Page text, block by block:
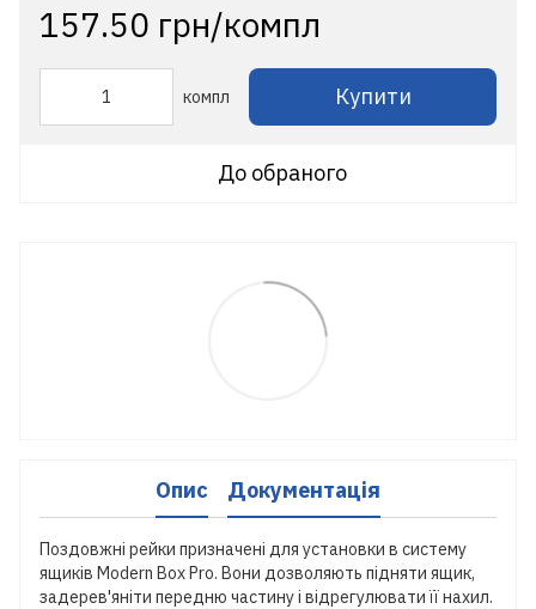
157.50 грн/компл
компл Купити
До обраного
Опис Документація
Поздовжні рейки призначені для установки в систему
ящиків Modern Box Pro. Вони дозволяють підняти ящик,
задерев'яніти передню частину і відрегулювати її нахил.